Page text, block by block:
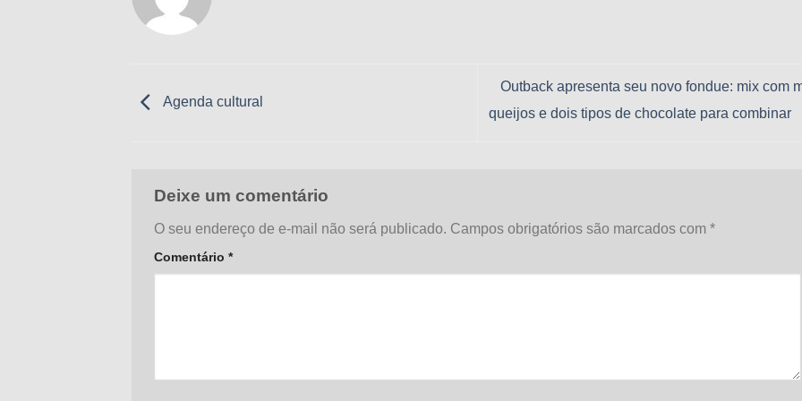
Agenda cultural
Outback apresenta seu novo fondue: mix com
queijos e dois tipos de chocolate para combinar
Deixe um comentário
O seu endereço de e-mail não será publicado. Campos obrigatórios são marcados com *
Comentário *